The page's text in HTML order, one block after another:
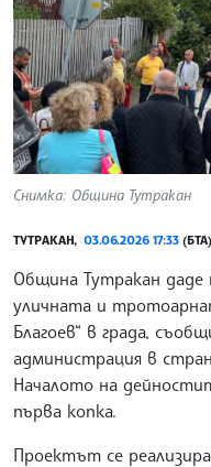
Снимка: Община Тутракан
ТУТРАКАН, 03.06.2026 17:33 (БТА)
Община Тутракан
уличната и
Благоев“ в града,
администрация в
Началото на
първа копка.
Проектът се